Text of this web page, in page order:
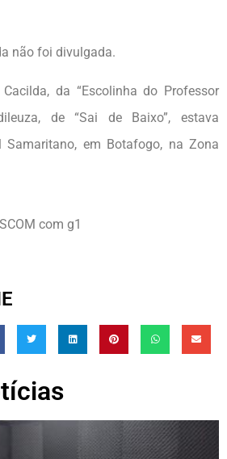
não foi divulgada.
da “Escolinha do Professor
de “Sai de Baixo”, estava
Samaritano, em Botafogo, na Zona
com g1